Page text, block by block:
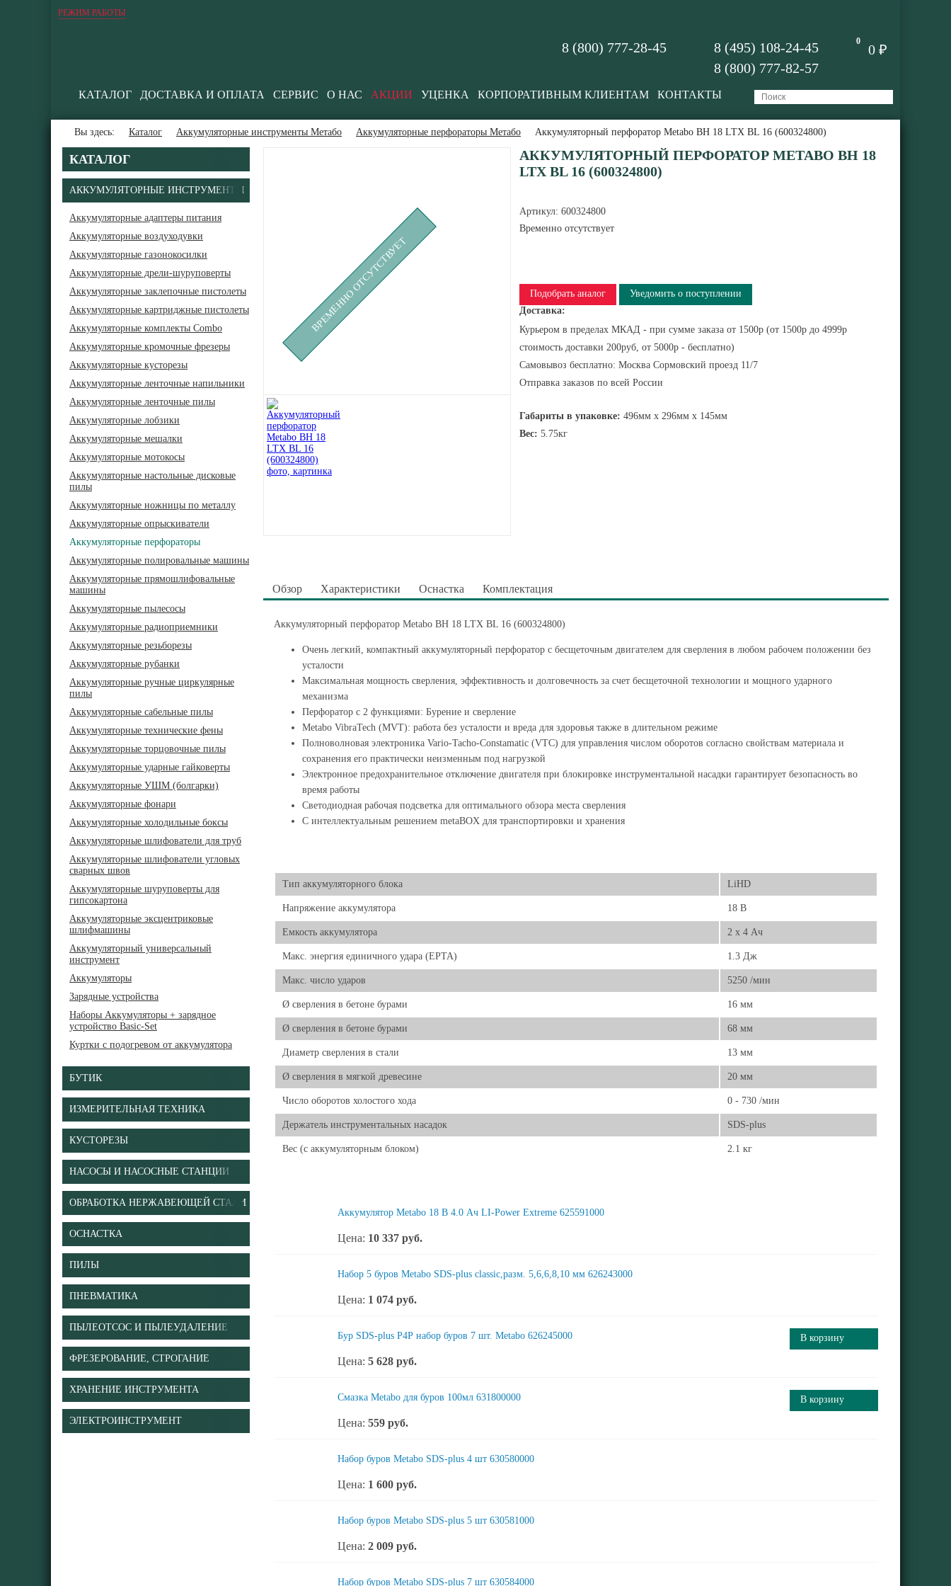
РЕЖИМ РАБОТЫ
0
0 ₽
8 (495) 108-24-45
8 (800) 777-82-57
8 (800) 777-28-45
КАТАЛОГ ДОСТАВКА И ОПЛАТА СЕРВИС О НАС АКЦИИ УЦЕНКА КОРПОРАТИВНЫМ КЛИЕНТАМ КОНТАКТЫ
Вы здесь: Каталог Аккумуляторные инструменты Метабо Аккумуляторные перфораторы Метабо Аккумуляторный перфоратор Metabo BH 18 LTX BL 16 (600324800)
КАТАЛОГ
АККУМУЛЯТОРНЫЕ ИНСТРУМЕНТЫ
Аккумуляторные адаптеры питания
Аккумуляторные воздуходувки
Аккумуляторные газонокосилки
Аккумуляторные дрели-шуруповерты
Аккумуляторные заклепочные пистолеты
Аккумуляторные картриджные пистолеты
Аккумуляторные комплекты Combo
Аккумуляторные кромочные фрезеры
Аккумуляторные кусторезы
Аккумуляторные ленточные напильники
Аккумуляторные ленточные пилы
Аккумуляторные лобзики
Аккумуляторные мешалки
Аккумуляторные мотокосы
Аккумуляторные настольные дисковые
пилы
Аккумуляторные ножницы по металлу
Аккумуляторные опрыскиватели
Аккумуляторные перфораторы
Аккумуляторные полировальные машины
Аккумуляторные прямошлифовальные
машины
Аккумуляторные пылесосы
Аккумуляторные радиоприемники
Аккумуляторные резьборезы
Аккумуляторные рубанки
Аккумуляторные ручные циркулярные
пилы
Аккумуляторные сабельные пилы
Аккумуляторные технические фены
Аккумуляторные торцовочные пилы
Аккумуляторные ударные гайковерты
Аккумуляторные УШМ (болгарки)
Аккумуляторные фонари
Аккумуляторные холодильные боксы
Аккумуляторные шлифователи для труб
Аккумуляторные шлифователи угловых
сварных швов
Аккумуляторные шуруповерты для
гипсокартона
Аккумуляторные эксцентриковые
шлифмашины
Аккумуляторный универсальный
инструмент
Аккумуляторы
Зарядные устройства
Наборы Аккумуляторы + зарядное
устройство Basic-Set
Куртки с подогревом от аккумулятора
БУТИК
ИЗМЕРИТЕЛЬНАЯ ТЕХНИКА
КУСТОРЕЗЫ
НАСОСЫ И НАСОСНЫЕ СТАНЦИИ
ОБРАБОТКА НЕРЖАВЕЮЩЕЙ СТАЛИ
ОСНАСТКА
ПИЛЫ
ПНЕВМАТИКА
ПЫЛЕОТСОС И ПЫЛЕУДАЛЕНИЕ
ФРЕЗЕРОВАНИЕ, СТРОГАНИЕ
ХРАНЕНИЕ ИНСТРУМЕНТА
ЭЛЕКТРОИНСТРУМЕНТ
ВРЕМЕННО ОТСУТСТВУЕТ
АККУМУЛЯТОРНЫЙ ПЕРФОРАТОР METABO BH 18
LTX BL 16 (600324800)
Артикул: 600324800
Временно отсутствует
Подобрать аналог
Уведомить о поступлении
Доставка:
Курьером в пределах МКАД - при сумме заказа от 1500р (от 1500р до 4999р
стоимость доставки 200руб, от 5000р - бесплатно)
Самовывоз бесплатно: Москва Сормовский проезд 11/7
Отправка заказов по всей России
Габариты в упаковке: 496мм x 296мм x 145мм
Вес: 5.75кг
Обзор Характеристики Оснастка Комплектация
Аккумуляторный перфоратор Metabo BH 18 LTX BL 16 (600324800)
Очень легкий, компактный аккумуляторный перфоратор с бесщеточным двигателем для сверления в любом рабочем положении без
усталости
Максимальная мощность сверления, эффективность и долговечность за счет бесщеточной технологии и мощного ударного
механизма
Перфоратор с 2 функциями: Бурение и сверление
Metabo VibraTech (MVT): работа без усталости и вреда для здоровья также в длительном режиме
Полноволновая электроника Vario-Tacho-Constamatic (VTC) для управления числом оборотов согласно свойствам материала и
сохранения его практически неизменным под нагрузкой
Электронное предохранительное отключение двигателя при блокировке инструментальной насадки гарантирует безопасность во
время работы
Светодиодная рабочая подсветка для оптимального обзора места сверления
С интеллектуальным решением metaBOX для транспортировки и хранения
Тип аккумуляторного блока LiHD
Напряжение аккумулятора 18 В
Емкость аккумулятора 2 x 4 Ач
Макс. энергия единичного удара (EPTA) 1.3 Дж
Макс. число ударов 5250 /мин
Ø сверления в бетоне бурами 16 мм
Ø сверления в бетоне бурами 68 мм
Диаметр сверления в стали 13 мм
Ø сверления в мягкой древесине 20 мм
Число оборотов холостого хода 0 - 730 /мин
Держатель инструментальных насадок SDS-plus
Вес (с аккумуляторным блоком) 2.1 кг
Аккумулятор Metabo 18 В 4.0 Ач LI-Power Extreme 625591000
Цена: 10 337 руб.
Набор 5 буров Metabo SDS-plus classiс,разм. 5,6,6,8,10 мм 626243000
Цена: 1 074 руб.
В корзину
Бур SDS-plus P4P набор буров 7 шт. Metabo 626245000
Цена: 5 628 руб.
В корзину
Смазка Metabo для буров 100мл 631800000
Цена: 559 руб.
Набор буров Metabo SDS-plus 4 шт 630580000
Цена: 1 600 руб.
Набор буров Metabo SDS-plus 5 шт 630581000
Цена: 2 009 руб.
Набор буров Metabo SDS-plus 7 шт 630584000